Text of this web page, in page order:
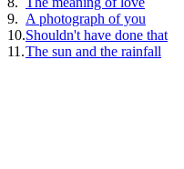
9. A photograph of you
10.Shouldn't have done that
11.The sun and the rainfall